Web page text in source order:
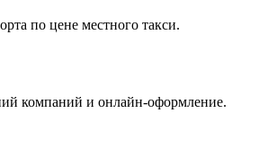
по цене местного такси.
компаний и онлайн-оформление.